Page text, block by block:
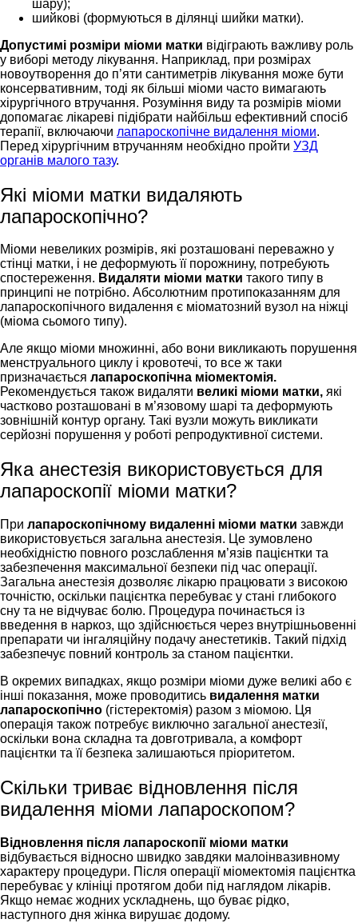
шару);
шийкові (формуються в ділянці шийки матки).
Допустимі розміри міоми матки відіграють важливу роль
у виборі методу лікування. Наприклад, при розмірах
новоутворення до п’яти сантиметрів лікування може бути
консервативним, тоді як більші міоми часто вимагають
хірургічного втручання. Розуміння виду та розмірів міоми
допомагає лікареві підібрати найбільш ефективний спосіб
терапії, включаючи лапароскопічне видалення міоми.
Перед хірургічним втручанням необхідно пройти УЗД
органів малого тазу.
Які міоми матки видаляють
лапароскопічно?
Міоми невеликих розмірів, які розташовані переважно у
стінці матки, і не деформують її порожнину, потребують
спостереження. Видаляти міоми матки такого типу в
принципі не потрібно. Абсолютним протипоказанням для
лапароскопічного видалення є міоматозний вузол на ніжці
(міома сьомого типу).
Але якщо міоми множинні, або вони викликають порушення
менструального циклу і кровотечі, то все ж таки
призначається лапароскопічна міомектомія.
Рекомендується також видаляти великі міоми матки, які
частково розташовані в м’язовому шарі та деформують
зовнішній контур органу. Такі вузли можуть викликати
серйозні порушення у роботі репродуктивної системи.
Яка анестезія використовується для
лапароскопії міоми матки?
При лапароскопічному видаленні міоми матки завжди
використовується загальна анестезія. Це зумовлено
необхідністю повного розслаблення м’язів пацієнтки та
забезпечення максимальної безпеки під час операції.
Загальна анестезія дозволяє лікарю працювати з високою
точністю, оскільки пацієнтка перебуває у стані глибокого
сну та не відчуває болю. Процедура починається із
введення в наркоз, що здійснюється через внутрішньовенні
препарати чи інгаляційну подачу анестетиків. Такий підхід
забезпечує повний контроль за станом пацієнтки.
В окремих випадках, якщо розміри міоми дуже великі або є
інші показання, може проводитись видалення матки
лапароскопічно (гістеректомія) разом з міомою. Ця
операція також потребує виключно загальної анестезії,
оскільки вона складна та довготривала, а комфорт
пацієнтки та її безпека залишаються пріоритетом.
Скільки триває відновлення після
видалення міоми лапароскопом?
Відновлення після лапароскопії міоми матки
відбувається відносно швидко завдяки малоінвазивному
характеру процедури. Після операції міомектомія пацієнтка
перебуває у клініці протягом доби під наглядом лікарів.
Якщо немає жодних ускладнень, що буває рідко,
наступного дня жінка вирушає додому.